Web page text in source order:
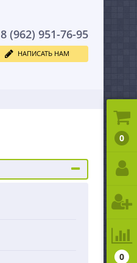
8 (962) 951-76-95
НАПИСАТЬ НАМ
0
0